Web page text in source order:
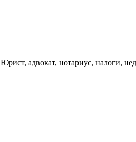
Юрист, адвокат, нотариус, налоги,